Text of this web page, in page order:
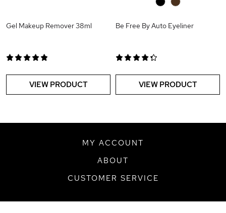
Gel Makeup Remover 38ml
VIEW PRODUCT
Be Free By Auto Eyeliner
VIEW PRODUCT
MY ACCOUNT
ABOUT
CUSTOMER SERVICE